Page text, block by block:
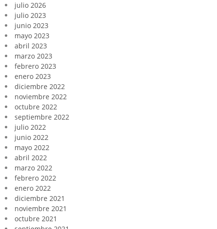
julio 2026
julio 2023
junio 2023
mayo 2023
abril 2023
marzo 2023
febrero 2023
enero 2023
diciembre 2022
noviembre 2022
octubre 2022
septiembre 2022
julio 2022
junio 2022
mayo 2022
abril 2022
marzo 2022
febrero 2022
enero 2022
diciembre 2021
noviembre 2021
octubre 2021